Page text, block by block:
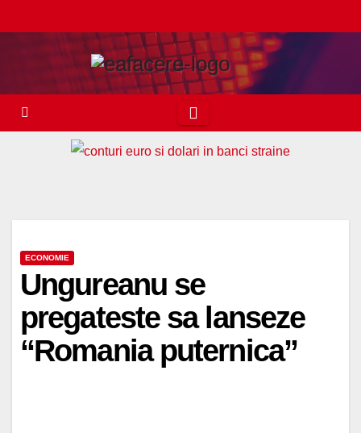
to
ECONOMIE
Ungureanu se
pregateste sa lanseze
“Romania puternica”